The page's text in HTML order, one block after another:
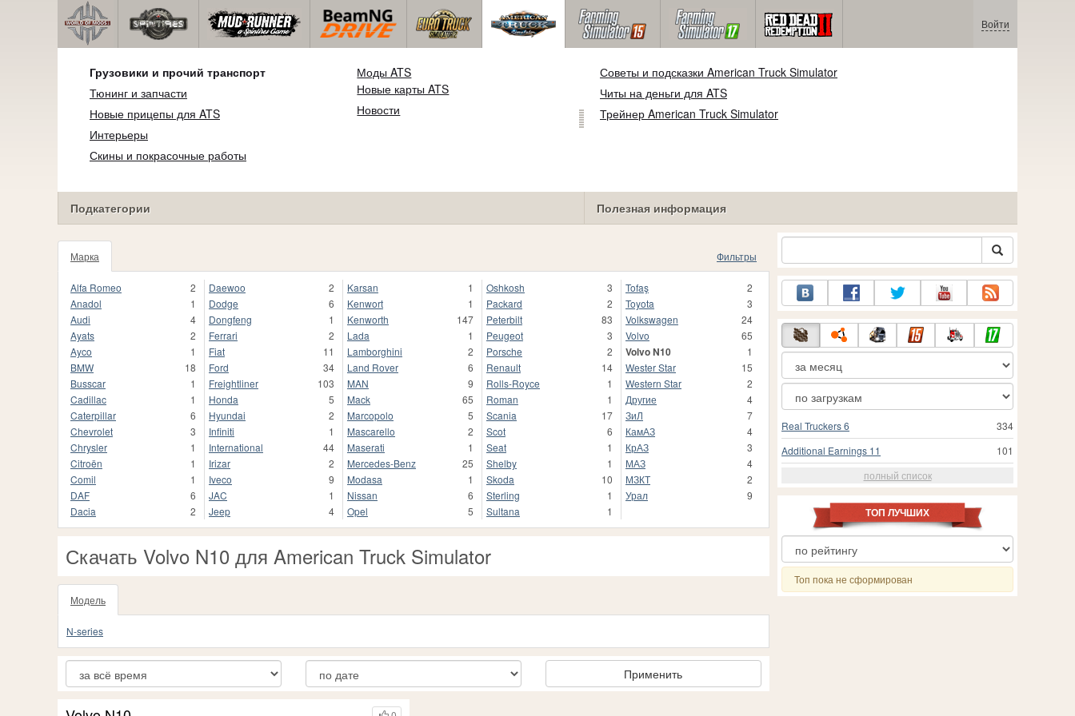
Войти
Грузовики и прочий транспорт
Тюнинг и запчасти
Новые прицепы для ATS
Интерьеры
Скины и покрасочные работы
Моды ATS
Новые карты ATS
Новости
Подкатегории
Советы и подсказки American Truck Simulator
Читы на деньги для ATS
Трейнер American Truck Simulator
Полезная информация
Марка Фильтры
Alfa Romeo
2
Anadol
1
Audi
4
Ayats
2
Ayco
1
BMW
18
Busscar
1
Cadillac
1
Caterpillar
6
Chevrolet
3
Chrysler
1
Citroën
1
Comil
1
DAF
6
Dacia
2
Daewoo
2
Dodge
6
Dongfeng
1
Ferrari
2
Fiat
11
Ford
34
Freightliner
103
Honda
5
Hyundai
2
Infiniti
1
International
44
Irizar
2
Iveco
9
JAC
1
Jeep
4
Karsan
1
Kenwort
1
Kenworth
147
Lada
1
Lamborghini
2
Land Rover
6
MAN
9
Mack
65
Marcopolo
5
Mascarello
2
Maserati
1
Mercedes-Benz
25
Modasa
1
Nissan
6
Opel
5
Oshkosh
3
Packard
2
Peterbilt
83
Peugeot
3
Porsche
2
Renault
14
Rolls-Royce
1
Roman
1
Scania
17
Scot
6
Seat
1
Shelby
1
Skoda
10
Sterling
1
Sultana
1
Tofaş
2
Toyota
3
Volkswagen
24
Volvo
65
Volvo N10
1
Wester Star
15
Western Star
2
Другие
4
ЗиЛ
7
КамАЗ
4
КрАЗ
3
МАЗ
4
МЗКТ
2
Урал
9
Скачать Volvo N10 для American Truck Simulator
Модель
N-series
Применить
334
Real Truckers 6
101
Additional Earnings 11
полный список
ТОП ЛУЧШИХ
Топ пока не сформирован